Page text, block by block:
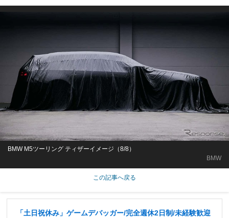
BMW
BMW M5ツーリング ティザーイメージ（8/8）
この記事へ戻る
「土日祝休み」ゲームデバッガー/完全週休2日制/未経験歓迎